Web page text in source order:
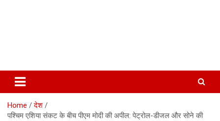
Home
देश
पश्चिम एशिया संकट के बीच पीएम मोदी की अपील: पेट्रोल-डीजल और सोने की